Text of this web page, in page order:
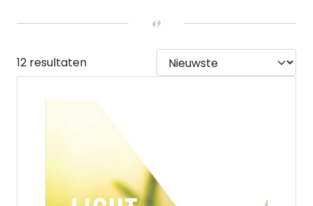
Paperback (10)
12 resultaten